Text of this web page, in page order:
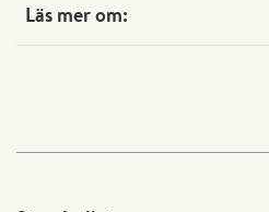
Läs mer om: